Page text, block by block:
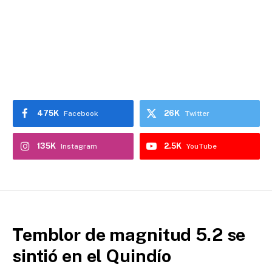
Facebook
475K Twitter
26K
Instagram
135K YouTube
2.5K
Temblor de magnitud 5.2 se
sintió en el Quindío